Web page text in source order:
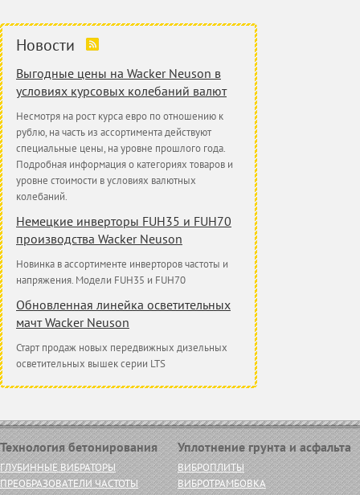
Новости
Выгодные цены на Wacker Neuson в
условиях курсовых колебаний валют
Несмотря на рост курса евро по отношению к
рублю, на часть из ассортимента действуют
специальные цены, на уровне прошлого года.
Подробная информация о категориях товаров и
уровне стоимости в условиях валютных
колебаний.
Немецкие инверторы FUH35 и FUH70
производства Wacker Neuson
Новинка в ассортименте инверторов частоты и
напряжения. Модели FUH35 и FUH70
Обновленная линейка осветительных
мачт Wacker Neuson
Старт продаж новых передвижных дизельных
осветительных вышек серии LTS
Технология бетонирования
ГЛУБИННЫЕ ВИБРАТОРЫ
ПРЕОБРАЗОВАТЕЛИ ЧАСТОТЫ
Уплотнение грунта и асфальта
ВИБРОПЛИТЫ
ВИБРОТРАМБОВКА